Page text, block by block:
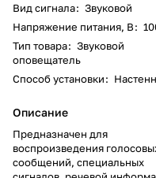
Вид сигнала: Звуковой
Напряжение питания, В:
Тип товара: Звуковой
оповещатель
Способ установки:
Описание
Предназначен для
воспроизведения
сообщений, специальных